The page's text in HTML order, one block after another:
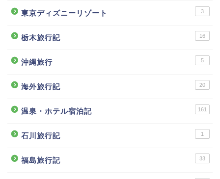
東京ディズニーリゾート 3
栃木旅行記 16
沖縄旅行 5
海外旅行記 20
温泉・ホテル宿泊記 161
石川旅行記 1
福島旅行記 33